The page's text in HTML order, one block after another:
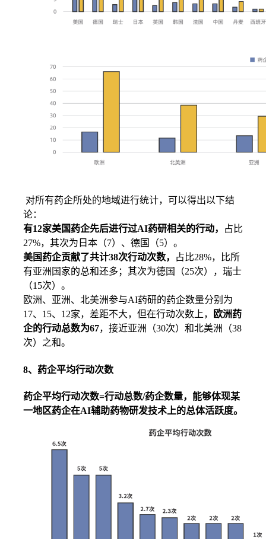
对所有药企所处的地域进行统计，可以得出以下结
论：
有12家美国药企先后进行过AI药研相关的行动，
占比
27%，其次为日本（7）、德国（5）。
美国药企贡献了共计38次行动次数，
占比28%，比所
有亚洲国家的总和还多；其次为德国（25次），瑞士
（15次）。
欧洲、亚洲、北美洲参与AI药研的药企数量分别为
17、15、12家，差距不大，但在行动次数上，
欧洲药
企的行动总数为67，接近亚洲（30次）和北美洲（38
次）之和。
8、药企平均行动次数
药企平均行动次数=行动总数/药企数量，能够体现某
一地区药企在AI辅助药物研发技术上的总体活跃度。